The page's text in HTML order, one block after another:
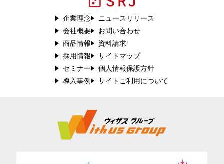
企業理念
会社概要
商品情報
採用情報
セミナー
導入事例
ニュースリリース
お問い合わせ
資料請求
サイトマップ
個人情報保護方針
サイトご利用について